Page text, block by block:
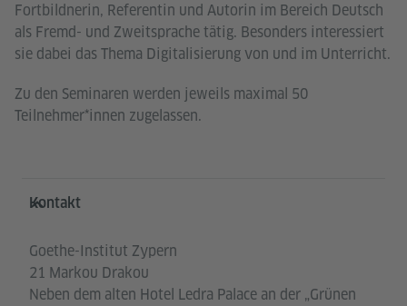
Fortbildnerin, Referentin und Autorin im Bereich Deutsch
als Fremd- und Zweitsprache tätig. Besonders interessiert
sie dabei das Thema Digitalisierung von und im Unterricht.
Zu den Seminaren werden jeweils maximal 50
Teilnehmer*innen zugelassen.
Service- und Informationsbereich
Kontakt
Goethe-Institut Zypern
21 Markou Drakou
Neben dem alten Hotel Ledra Palace an der „Grünen